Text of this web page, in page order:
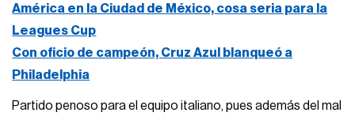
América en la Ciudad de México, cosa seria para la
Leagues Cup
Con oficio de campeón, Cruz Azul blanqueó a
Philadelphia
Partido penoso para el equipo italiano, pues además del mal